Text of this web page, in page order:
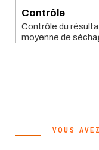
Contrôle
Contrôle du
moyenne de
VOUS